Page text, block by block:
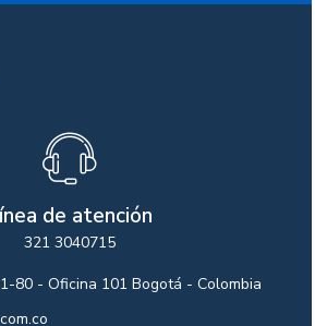
de atención
321 3040715
80 - Oficina 101 Bogotá - Colombia